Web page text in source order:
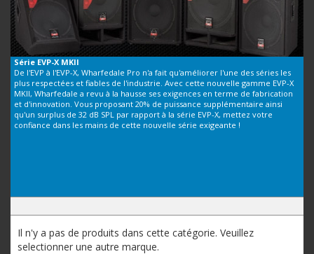
Série EVP-X MKII
De l'EVP à l'EVP-X, Wharfedale Pro n'a fait qu'améliorer l'une des séries les
plus respectées et fiables de l'industrie. Avec cette nouvelle gamme EVP-X
MKII, Wharfedale a revu à la hausse ses exigences en terme de fabrication
et d'innovation. Vous proposant 20% de puissance supplémentaire ainsi
qu'un surplus de 32 dB SPL par rapport à la série EVP-X, mettez votre
confiance dans les mains de cette nouvelle série exigeante !
Il n'y a pas de produits dans cette catégorie. Veuillez
selectionner une autre marque.